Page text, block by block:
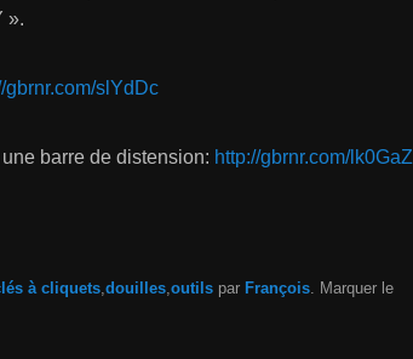
».
gbrnr.com/slYdDc
barre de distension: http://gbrnr.com/lk0GaZ
à cliquets douilles outils par François . Marquer le